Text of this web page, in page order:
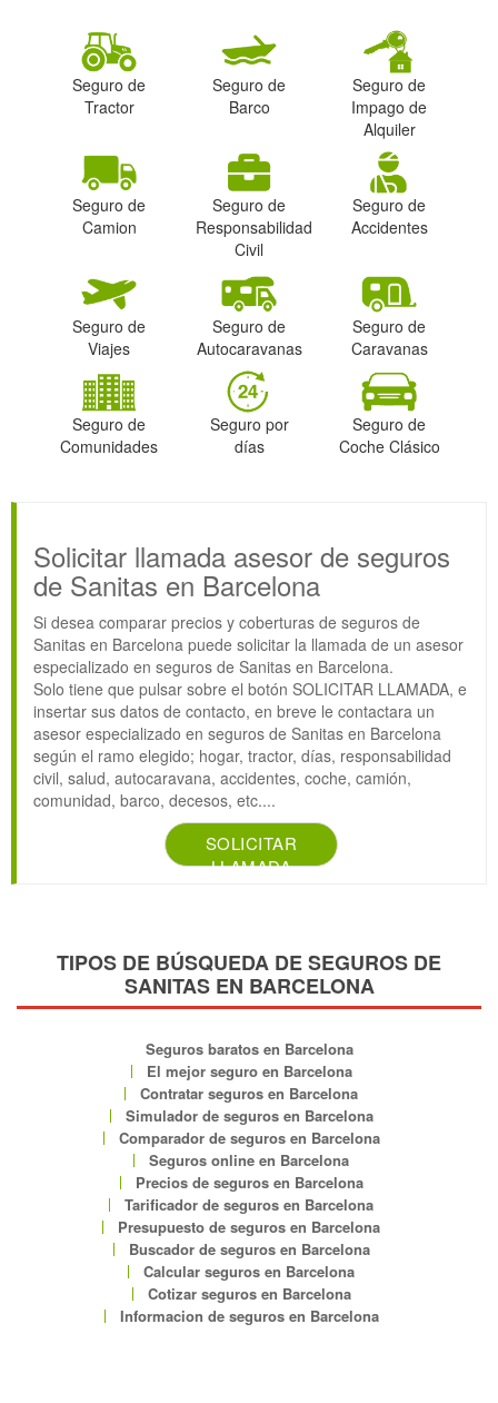
Seguro de
Tractor
Seguro de
Barco
Seguro de
Impago de
Alquiler
Seguro de
Camion
Seguro de
Responsabilidad
Civil
Seguro de
Accidentes
Seguro de
Viajes
Seguro de
Autocaravanas
Seguro de
Caravanas
Seguro de
Comunidades
Seguro por
días
Seguro de
Coche Clásico
Solicitar llamada asesor de seguros
de Sanitas en Barcelona
Si desea comparar precios y coberturas de seguros de
Sanitas en Barcelona puede solicitar la llamada de un asesor
especializado en seguros de Sanitas en Barcelona.
Solo tiene que pulsar sobre el botón SOLICITAR LLAMADA, e
insertar sus datos de contacto, en breve le contactara un
asesor especializado en seguros de Sanitas en Barcelona
según el ramo elegido; hogar, tractor, días, responsabilidad
civil, salud, autocaravana, accidentes, coche, camión,
comunidad, barco, decesos, etc....
SOLICITAR
LLAMADA
TIPOS DE BÚSQUEDA DE SEGUROS DE
SANITAS EN BARCELONA
Seguros baratos en Barcelona
El mejor seguro en Barcelona
Contratar seguros en Barcelona
Simulador de seguros en Barcelona
Comparador de seguros en Barcelona
Seguros online en Barcelona
Precios de seguros en Barcelona
Tarificador de seguros en Barcelona
Presupuesto de seguros en Barcelona
Buscador de seguros en Barcelona
Calcular seguros en Barcelona
Cotizar seguros en Barcelona
Informacion de seguros en Barcelona